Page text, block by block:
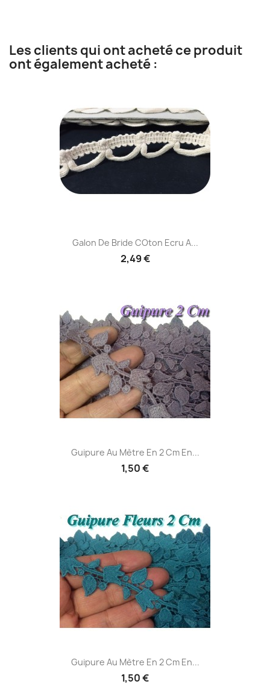
Les clients qui ont acheté ce produit
ont également acheté :
Galon De Bride COton Ecru A...
2,49 €
Guipure Au Mètre En 2 Cm En...
1,50 €
Guipure Au Mètre En 2 Cm En...
1,50 €